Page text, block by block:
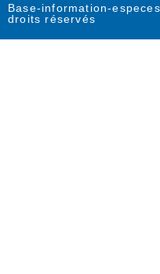
Base-information-
droits réservés